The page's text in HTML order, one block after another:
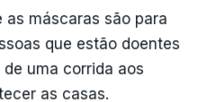
as máscaras são para
que estão doentes
uma corrida aos
as casas.